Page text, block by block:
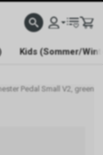
Kids (Sommer/
Pedal Small V2, green